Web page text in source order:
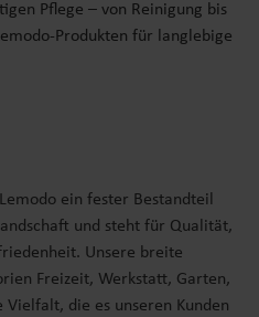
Pflege – von Reinigung bis
Produkten für langlebige
ein fester Bestandteil
und steht für Qualität,
Unsere breite
Freizeit, Werkstatt, Garten,
die es unseren Kunden